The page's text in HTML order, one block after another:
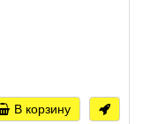
В корзину